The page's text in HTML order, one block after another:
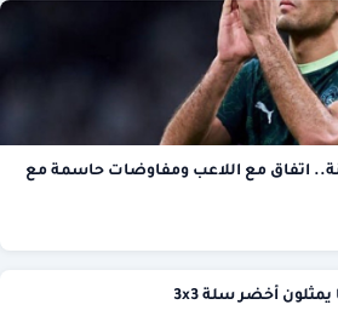
اتفاق مع اللاعب ومفاوضات حاسمة مع